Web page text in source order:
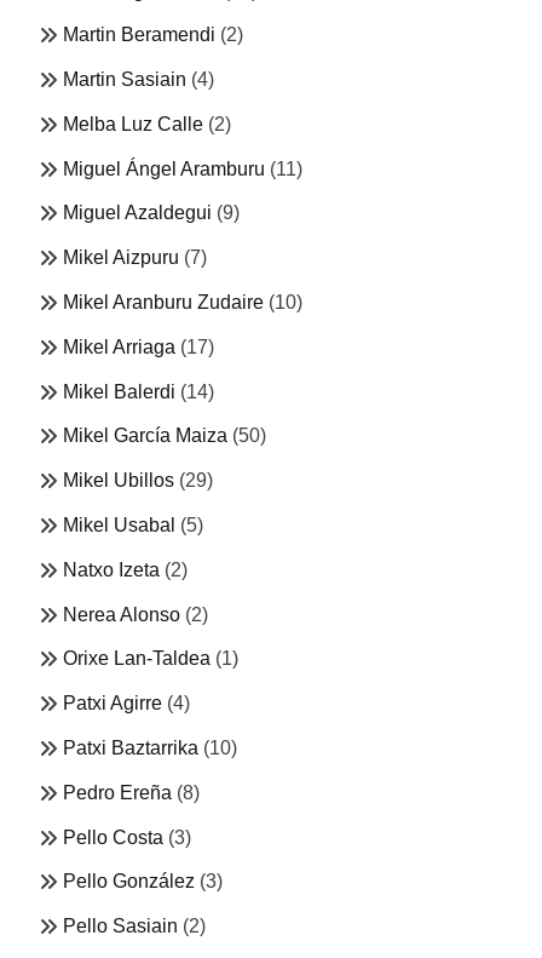
Martin Beramendi (2)
Martin Sasiain (4)
Melba Luz Calle (2)
Miguel Ángel Aramburu (11)
Miguel Azaldegui (9)
Mikel Aizpuru (7)
Mikel Aranburu Zudaire (10)
Mikel Arriaga (17)
Mikel Balerdi (14)
Mikel García Maiza (50)
Mikel Ubillos (29)
Mikel Usabal (5)
Natxo Izeta (2)
Nerea Alonso (2)
Orixe Lan-Taldea (1)
Patxi Agirre (4)
Patxi Baztarrika (10)
Pedro Ereña (8)
Pello Costa (3)
Pello González (3)
Pello Sasiain (2)